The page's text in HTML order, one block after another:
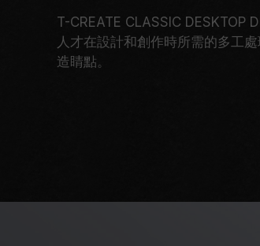
T-CREATE CLASSIC DESKTOP
人才在設計和創作時所需的多工
造睛點。